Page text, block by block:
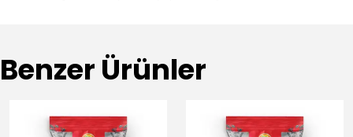
Benzer Ürünler